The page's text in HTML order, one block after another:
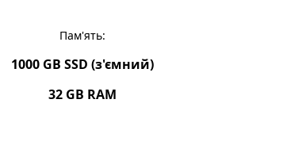
Пам'ять:
1000 GB SSD (з'ємний)
32 GB RAM